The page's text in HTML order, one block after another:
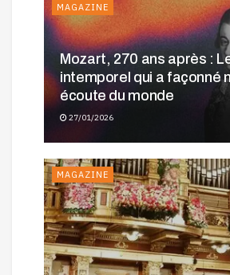
MAGAZINE
Mozart, 270 ans après :
intemporel qui a façonné
écoute du monde
27/01/2026
MAGAZINE